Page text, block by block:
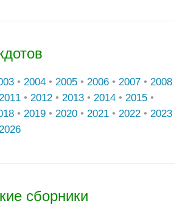
• 2004 • 2005 • 2006 • 2007 • 2008
2011 • 2012 • 2013 • 2014 • 2015 •
• 2019 • 2020 • 2021 • 2022 • 2023
2026
сборники